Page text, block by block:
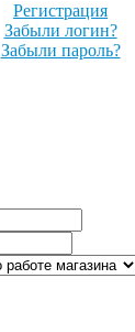
Регистрация
Забыли логин?
Забыли пароль?